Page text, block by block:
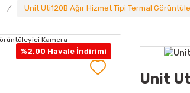
Unit Uti120B Ağır Hizmet Tipi Termal
%2,00 Havale İndirimi
Unit